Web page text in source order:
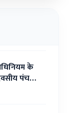
;
के
पंच